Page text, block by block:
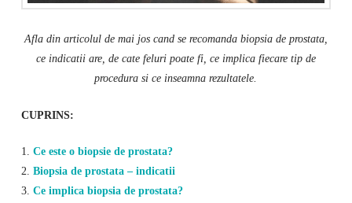
Afla din articolul de mai jos cand se recomanda biopsia de prostata,
ce indicatii are, de cate feluri poate fi, ce implica fiecare tip de
procedura si ce inseamna rezultatele.
CUPRINS:
1. Ce este o biopsie de prostata?
2. Biopsia de prostata – indicatii
3. Ce implica biopsia de prostata?